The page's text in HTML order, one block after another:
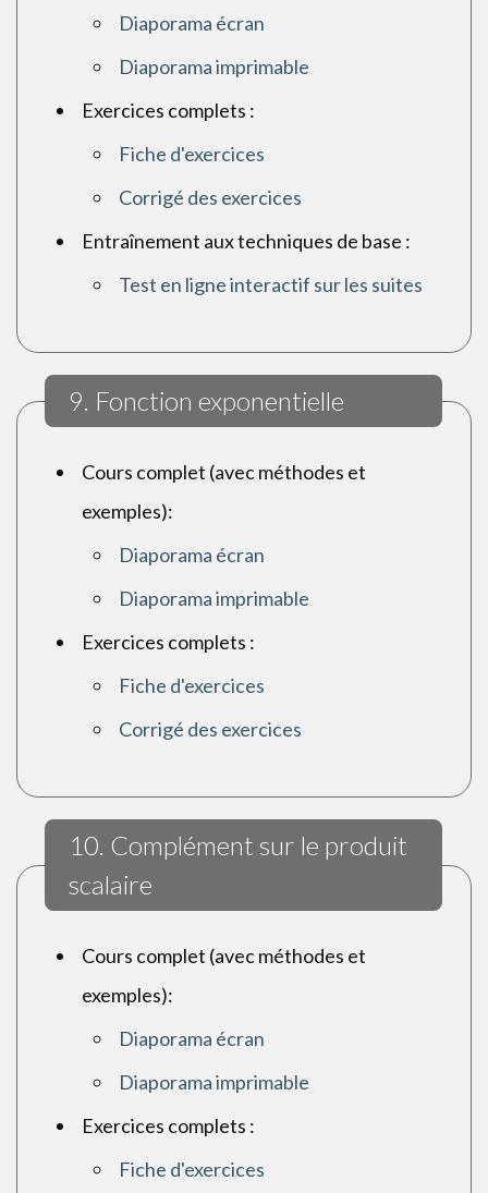
Diaporama écran
Diaporama imprimable
Exercices complets :
Fiche d'exercices
Corrigé des exercices
Entraînement aux techniques de base :
Test en ligne interactif sur les suites
9. Fonction exponentielle
Cours complet (avec méthodes et
exemples):
Diaporama écran
Diaporama imprimable
Exercices complets :
Fiche d'exercices
Corrigé des exercices
10. Complément sur le produit
scalaire
Cours complet (avec méthodes et
exemples):
Diaporama écran
Diaporama imprimable
Exercices complets :
Fiche d'exercices